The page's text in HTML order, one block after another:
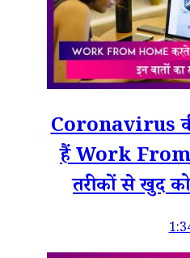
Coronavirus
हैं Work From
तरीकों से खुद को